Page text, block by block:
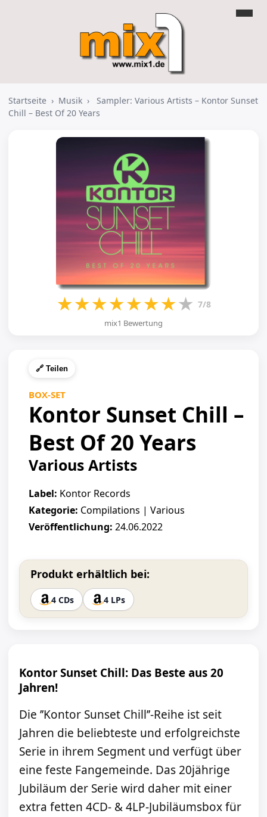
Startseite › Musik ›
Sampler: Various Artists – Kontor Sunset
Chill – Best Of 20 Years
★★★★★★★★ 7/8
mix1 Bewertung
🔗 Teilen
BOX-SET
Kontor Sunset Chill –
Best Of 20 Years
Various Artists
Label: Kontor Records
Kategorie: Compilations | Various
Veröffentlichung: 24.06.2022
Produkt erhältlich bei:
4 CDs 4 LPs
Kontor Sunset Chill: Das Beste aus 20
Jahren!
Die ’’Kontor Sunset Chill’’-Reihe ist seit
Jahren die beliebteste und erfolgreichste
Serie in ihrem Segment und verfügt über
eine feste Fangemeinde. Das 20jährige
Jubiläum der Serie wird daher mit einer
extra fetten 4CD- & 4LP-Jubiläumsbox für